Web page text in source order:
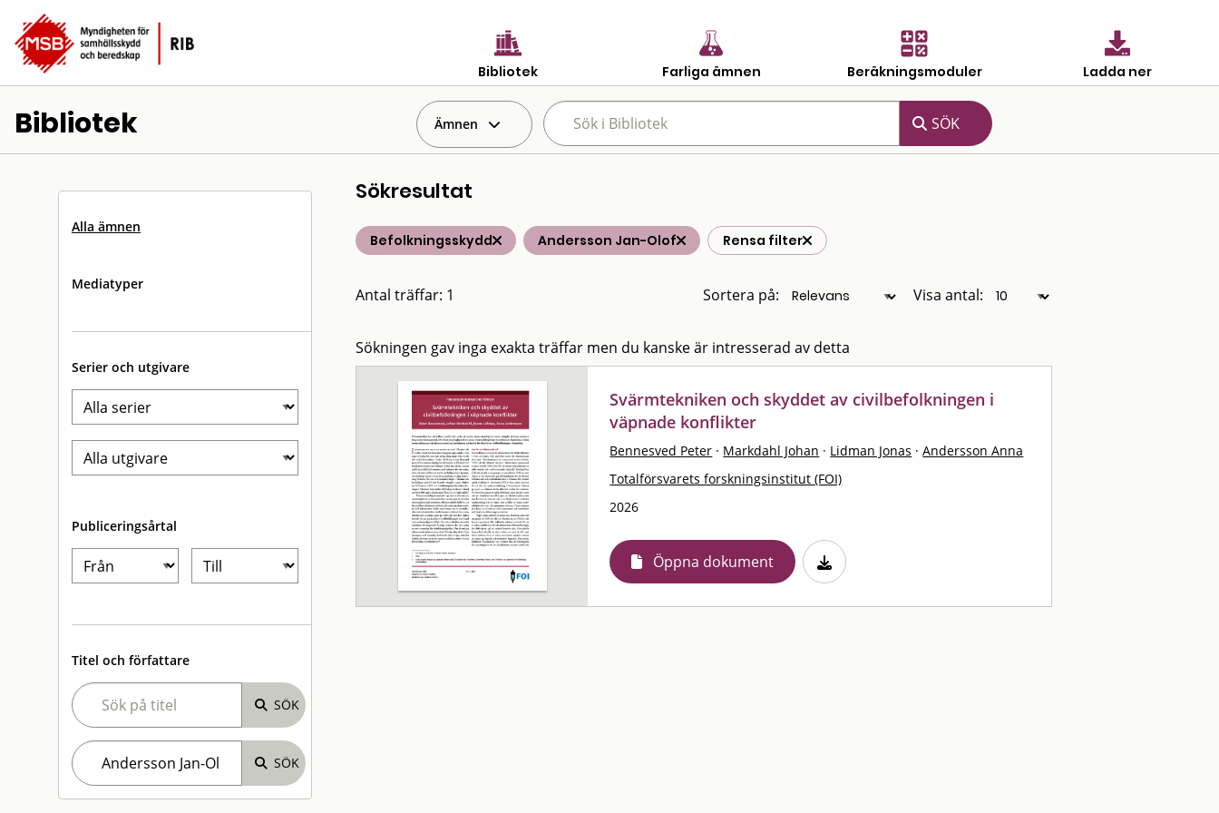
Bibliotek Farliga ämnen Beräkningsmoduler Ladda ner
Bibliotek Ämnen
Alla ämnen
Mediatyper
Serier och utgivare
Publiceringsårtal
Titel och författare
Sökresultat
Befolkningsskydd Andersson Jan-Olof Rensa filter
Antal träffar: 1 Sortera på: Visa antal:
Sökningen gav inga exakta träffar men du kanske är intresserad av detta
Svärmtekniken och skyddet av civilbefolkningen i
väpnade konflikter
Bennesved Peter · Markdahl Johan · Lidman Jonas · Andersson Anna
Totalförsvarets forskningsinstitut (FOI)
2026
Öppna dokument